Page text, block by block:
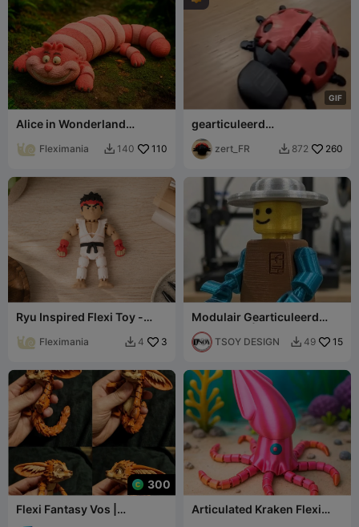
Alice in Wonderland
Toy Fleximania  140 110
GIF
gearticuleerd
lieveheersbeestje
zert_FR  872 260
Ryu Inspired Flexi Toy -
FigureFleximania  4 3
Modulair Gearticuleerd
Minifiguur | Snap-Fit
Speelgoed
TSOY DESIGN  49 15
300
Flexi Fantasy Vos |
Articulated Kraken Flexi